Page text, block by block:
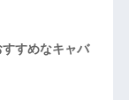
すすめなキャバ